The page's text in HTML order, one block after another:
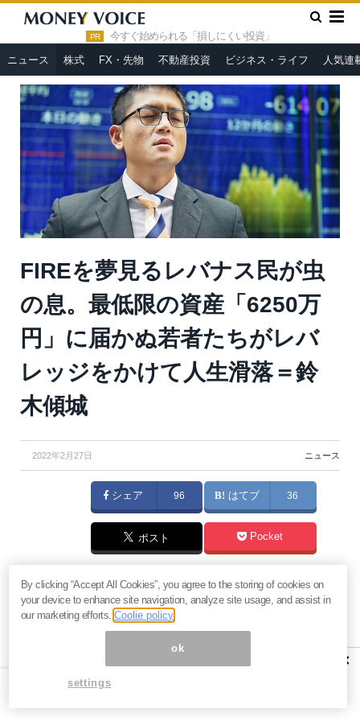
PR 今すぐ始められる「損しにくい投資」
ニュース 株式 FX・先物 不動産投資 ビジネス・ライフ 人気連
HOME » ニュース »
FIREを夢見るレバナス民が虫の息。最低
限の資産「6250万円」に届かぬ若者たちがレバレッジをかけて人生
FIREを夢見るレバナス民が虫
の息。最低限の資産「6250万
円」に届かぬ若者たちがレバ
レッジをかけて人生滑落＝鈴
木傾城
2022年2月27日 ニュース
シェア 96 はてブ 36
ポスト Pocket
一刻も早く資金を貯めて、一刻も早くFIREを実現した
い……。焦燥感に追われ、夢に追われ、FIREを目指す
彼らは今もすがる思いでレバナスを「ガチホ」して、
転がり落ちていく相場に向き合っているはずだ。レバ
×
By clicking “Accept All Cookies”, you agree to the storing of cookies on
your device to enhance site navigation, analyze site usage, and assist in
our marketing efforts.Coolie policy
ok
settings